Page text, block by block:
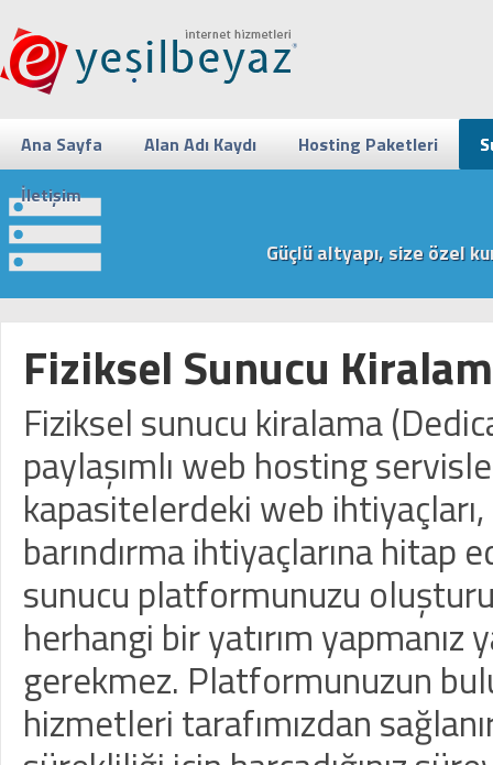
Ana Sayfa Alan Adı Kaydı Hosting Paketleri
İletişim
Güçlü altyapı, size özel
Fiziksel Sunucu
Fiziksel sunucu kiralama
paylaşımlı web hosting
kapasitelerdeki web ihtiyaçları,
barındırma ihtiyaçlarına
sunucu platformunuzu
herhangi bir yatırım
gerekmez. Platformunuzun
hizmetleri tarafımızdan